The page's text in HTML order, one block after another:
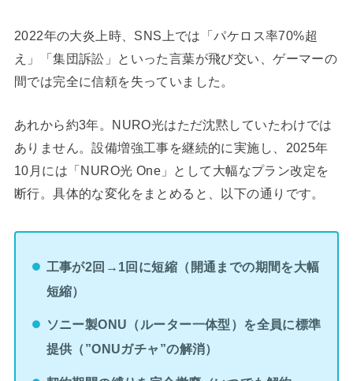
2022年の大炎上時、SNS上では「パケロス率70%超
え」「集団訴訟」といった言葉が飛び交い、ゲーマーの
間では完全に信頼を失っていました。
あれから約3年。NURO光はただ沈黙していたわけでは
ありません。設備増強工事を継続的に実施し、2025年
10月には「NURO光 One」として大幅なプラン改定を
断行。具体的な変化をまとめると、以下の通りです。
工事が2回→1回に短縮（開通までの期間を大幅
短縮）
ソニー製ONU（ルーター一体型）を全員に標準
提供（”ONUガチャ”の解消）